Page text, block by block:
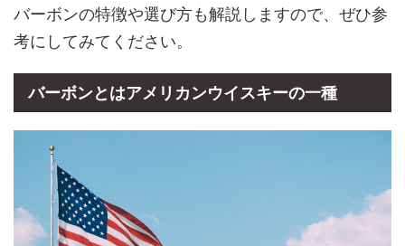
バーボンの特徴や選び方も解説しますので、ぜひ参
考にしてみてください。
バーボンとはアメリカンウイスキーの一種